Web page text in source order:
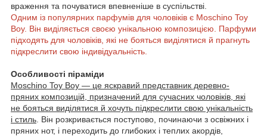
враження та почуватися впевненіше в суспільстві.
Одним із популярних парфумів для чоловіків є Moschino Toy
Boy. Він виділяється своєю унікальною композицією. Парфуми
підходять для чоловіків, які не бояться виділятися й прагнуть
підкреслити свою індивідуальність.
Особливості піраміди
Moschino Toy Boy — це яскравий представник деревно-
пряних композицій, призначений для сучасних чоловіків, які
не бояться виділятися й хочуть підкреслити свою унікальність
і стиль . Він розкривається поступово, починаючи з освіжних і
пряних нот, і переходить до глибоких і теплих акордів,